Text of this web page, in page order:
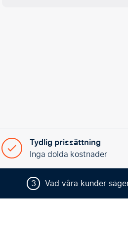
Tydlig prissättning
Inga dolda kostnader
3 Vad våra kunder